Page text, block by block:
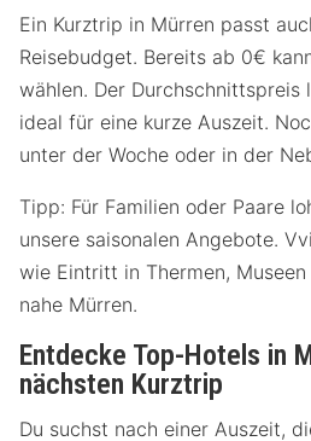
Ein Kurztrip in Mürren passt
Reisebudget. Bereits ab 0€
wählen. Der
ideal für eine kurze Auszeit.
unter der Woche oder in der
Tipp: Für Familien oder Paare
unsere saisonalen Angebote.
wie Eintritt in Thermen,
nahe Mürren.
Entdecke Top-Hotels in
nächsten Kurztrip
Du suchst nach einer Auszeit,